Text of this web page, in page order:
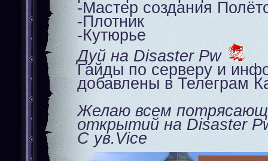
-Мастер создания
-Плотник
-Кутюрье
Дуй на Disaster Pw
Гайды по серверу и
добавлены в Телеграм
Желаю всем
открытий на Disaster
С ув.Vice